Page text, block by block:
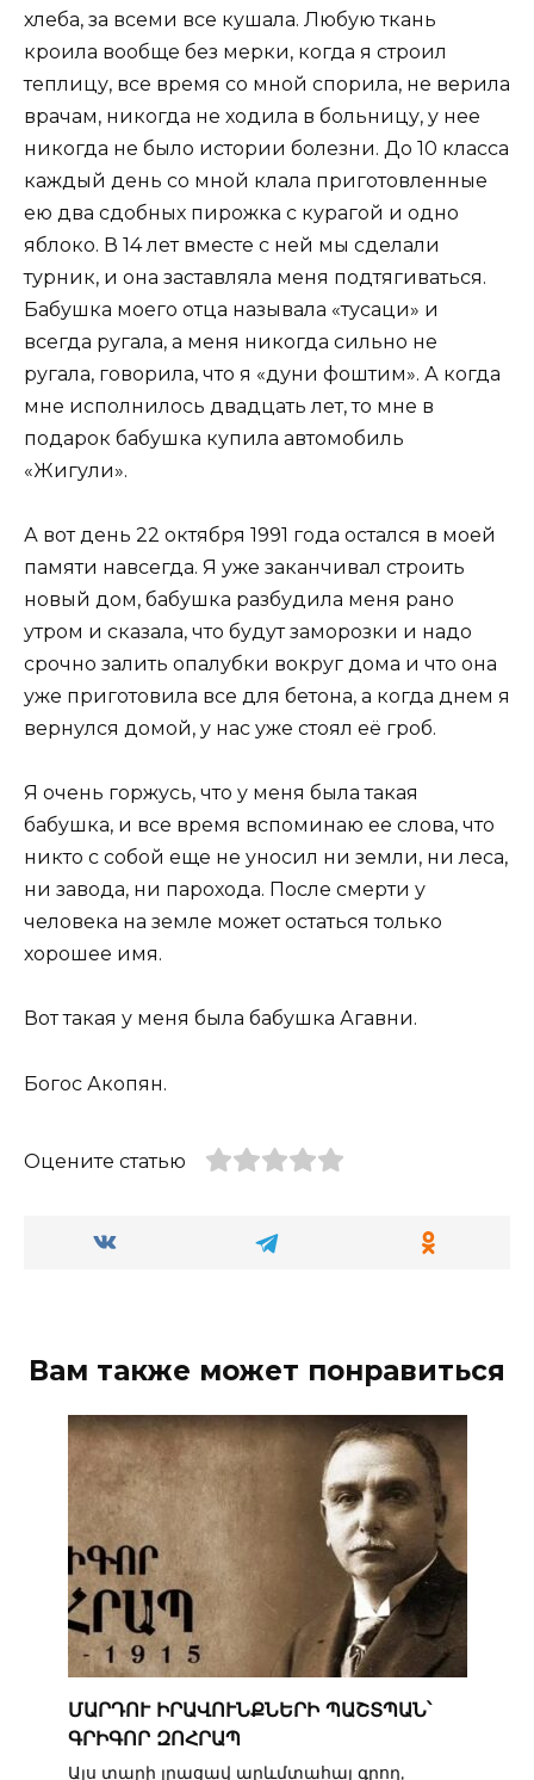
хлеба, за всеми все кушала. Любую ткань
кроила вообще без мерки, когда я строил
теплицу, все время со мной спорила, не верила
врачам, никогда не ходила в больницу, у нее
никогда не было истории болезни. До 10 класса
каждый день со мной клала приготовленные
ею два сдобных пирожка с курагой и одно
яблоко. В 14 лет вместе с ней мы сделали
турник, и она заставляла меня подтягиваться.
Бабушка моего отца называла «тусаци» и
всегда ругала, а меня никогда сильно не
ругала, говорила, что я «дуни фоштим». А когда
мне исполнилось двадцать лет, то мне в
подарок бабушка купила автомобиль
«Жигули».
А вот день 22 октября 1991 года остался в моей
памяти навсегда. Я уже заканчивал строить
новый дом, бабушка разбудила меня рано
утром и сказала, что будут заморозки и надо
срочно залить опалубки вокруг дома и что она
уже приготовила все для бетона, а когда днем я
вернулся домой, у нас уже стоял её гроб.
Я очень горжусь, что у меня была такая
бабушка, и все время вспоминаю ее слова, что
никто с собой еще не уносил ни земли, ни леса,
ни завода, ни парохода. После смерти у
человека на земле может остаться только
хорошее имя.
Вот такая у меня была бабушка Агавни.
Богос Акопян.
Оцените статью
Вам также может понравиться
ՄԱՐԴՈՒ ԻՐԱՎՈՒՆՔՆԵՐԻ ՊԱՇՏՊԱՆ՝
ԳՐԻԳՈՐ ԶՈՀՐԱՊ
Այս տարի լրացավ արևմտահայ գրող,